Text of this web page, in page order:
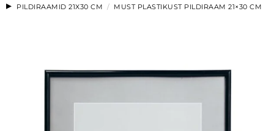
PILDIRAAMID 21X30 CM / MUST PLASTIKUST PILDIRAAM 21×30 CM